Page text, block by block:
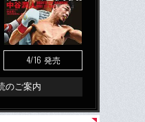
4/16 発売
のご案内